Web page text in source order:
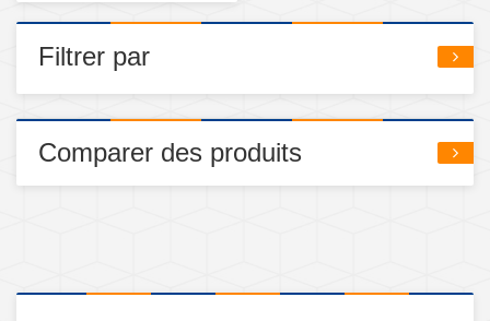
Filtrer par
Comparer des produits